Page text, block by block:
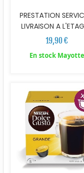
PRESTATION
LIVRAISON A
19,90 €
En stock Mayotte